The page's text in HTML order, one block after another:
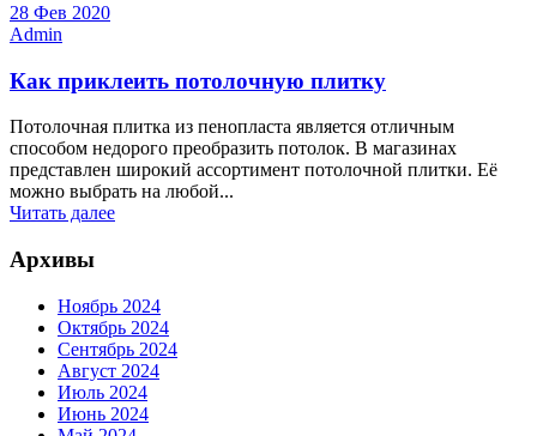
28 Фев 2020
Admin
Как приклеить потолочную плитку
Потолочная плитка из пенопласта является отличным
способом недорого преобразить потолок. В магазинах
представлен широкий ассортимент потолочной плитки. Её
можно выбрать на любой...
Читать далее
Архивы
Ноябрь 2024
Октябрь 2024
Сентябрь 2024
Август 2024
Июль 2024
Июнь 2024